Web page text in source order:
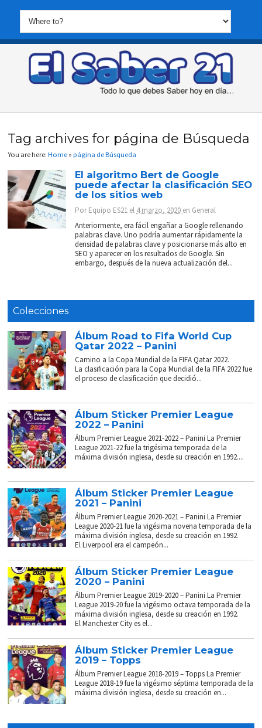
Tag archives for página de Búsqueda
You are here:Home »página de Búsqueda
El algoritmo Bert de Google
puede afectar la clasificación SEO
de los sitios web
PorEquipo ES21 el 4 marzo, 2020 en General
Anteriormente, era fácil engañar a Google rellenando
palabras clave. Uno podría aumentar rápidamente la
densidad de palabras clave y posicionarse más alto en
SEO y aparecer en los resultados de Google. Sin
embargo, después de la nueva actualización del...
Colecciones
Álbum Road to Fifa World Cup
Qatar 2022 – Panini
Camino a la Copa Mundial de la FIFA Qatar 2022.
La clasificación para la Copa Mundial de la FIFA 2022 fue
el proceso de clasificación que decidió...
Álbum Sticker Premier League
2022 – Panini
Álbum Premier League 2021-2022 – Panini La Premier
League 2021-22 fue la trigésima temporada de la
máxima división inglesa, desde su creación en 1992....
Álbum Sticker Premier League
2021 – Panini
Álbum Premier League 2020-2021 – Panini La Premier
League 2020-21 fue la vigésima novena temporada de la
máxima división inglesa, desde su creación en 1992.
El Liverpool era el campeón...
Álbum Sticker Premier League
2020 – Panini
Álbum Premier League 2019-2020 – Panini La Premier
League 2019-20 fue la vigésimo octava temporada de la
máxima división inglesa, desde su creación en 1992.
El Manchester City es el...
Álbum Sticker Premier League
2019 – Topps
Álbum Premier League 2018-2019 – Topps La Premier
League 2018-19 fue la vigésimo séptima temporada de la
máxima división inglesa, desde su creación en...